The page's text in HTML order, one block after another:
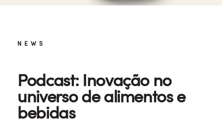
NEWS
Podcast: Inovação no
universo de alimentos e
bebidas